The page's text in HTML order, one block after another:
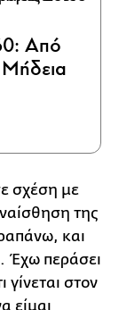
Από
σχέση με
της
και
Έχω περάσει
γίνεται στον
είμαι